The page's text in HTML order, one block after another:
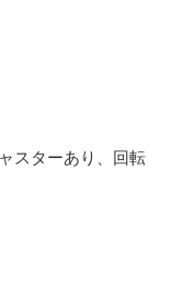
スターあり、回転